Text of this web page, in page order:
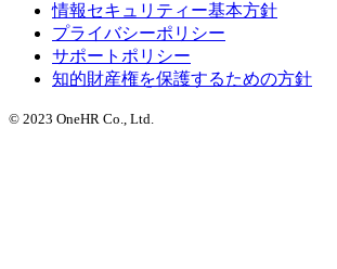
情報セキュリティー基本方針
プライバシーポリシー
サポートポリシー
知的財産権を保護するための方針
© 2023 OneHR Co., Ltd.